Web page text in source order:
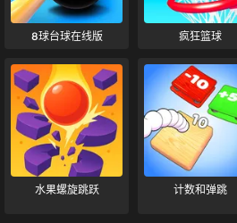
8球台球在线版 疯狂篮球
水果螺旋跳跃 计数和弹跳